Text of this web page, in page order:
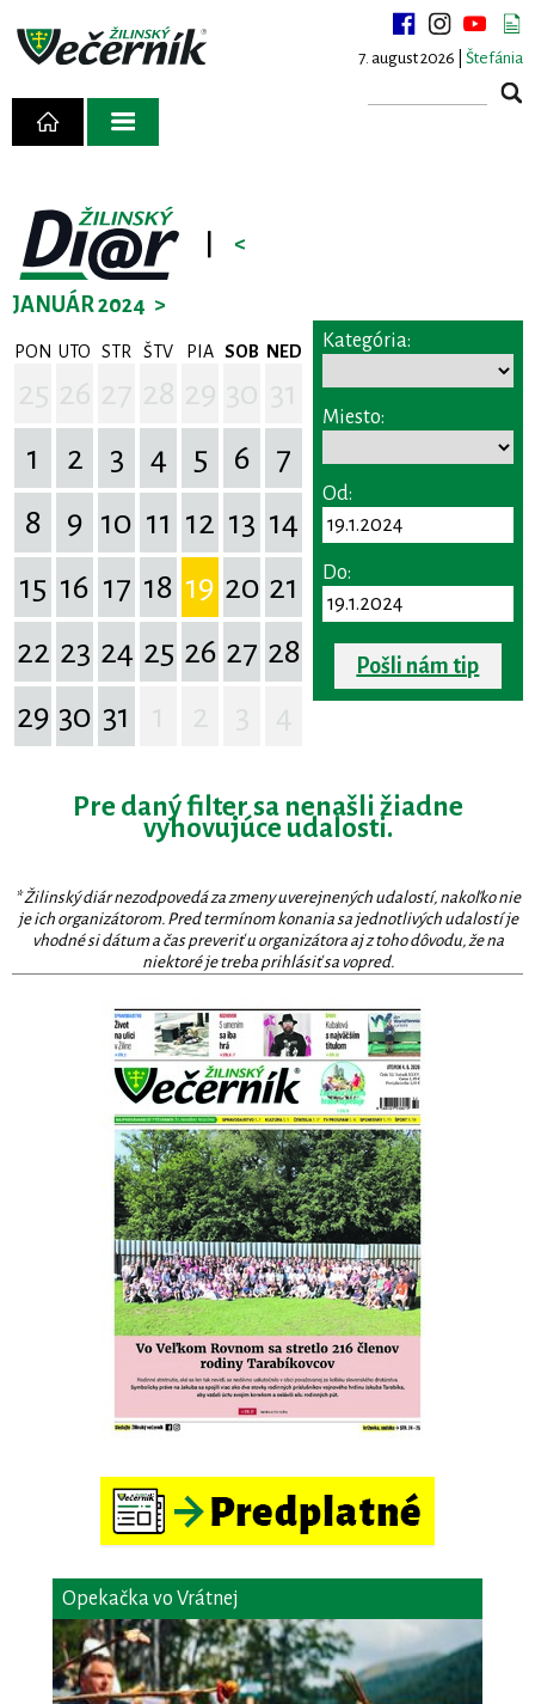
7. august 2026 | Štefánia
<
JANUÁR 2024 >
PON UTO STR ŠTV PIA SOB NED
1
2 3 4 5 6
7
8
9 10 11 12 13 14
15 16 17 18 19 20 21
22 23 24 25 26 27 28
29 30 31
Kategória:
Miesto:
Od:
Do:
Pošli nám tip
Pre daný filter sa nenašli žiadne
vyhovujúce udalosti.
* Žilinský diár nezodpovedá za zmeny uverejnených udalostí, nakoľko nie
je ich organizátorom. Pred termínom konania sa jednotlivých udalostí je
vhodné si dátum a čas preveriť u organizátora aj z toho dôvodu, že na
niektoré je treba prihlásiť sa vopred.
Opekačka vo Vrátnej